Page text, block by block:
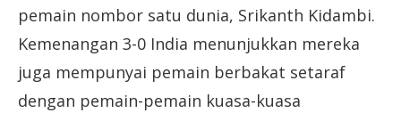
pemain nombor satu dunia, Srikanth Kidambi.
Kemenangan 3-0 India menunjukkan mereka
juga mempunyai pemain berbakat setaraf
dengan pemain-pemain kuasa-kuasa